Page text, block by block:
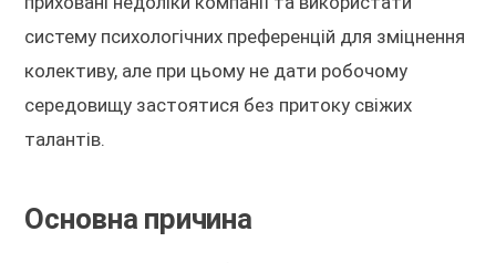
систему психологічних преференцій для зміцнення
колективу, але при цьому не дати робочому
середовищу застоятися без притоку свіжих
талантів.
Основна причина